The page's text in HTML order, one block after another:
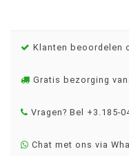
Klanten beoordelen
Gratis bezorging
Vragen? Bel +3.185-
Chat met ons via